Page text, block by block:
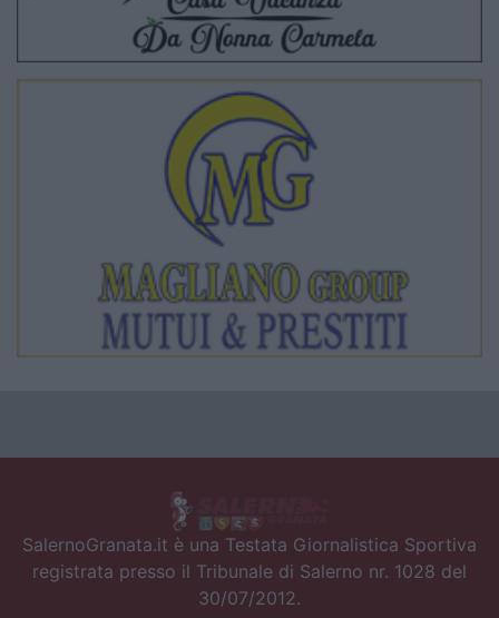
SalernoGranata.it è una Testata Giornalistica Sportiva
registrata presso il Tribunale di Salerno nr. 1028 del
30/07/2012.